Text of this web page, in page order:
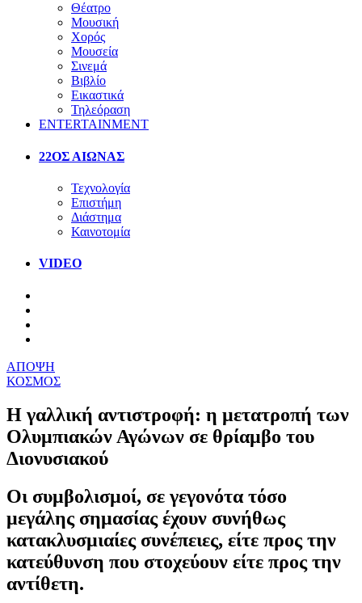
Θέατρο
Μουσική
Χορός
Μουσεία
Σινεμά
Βιβλίο
Εικαστικά
Τηλεόραση
ENTERTAINMENT
22ΟΣ ΑΙΩΝΑΣ
Τεχνολογία
Επιστήμη
Διάστημα
Καινοτομία
VIDEO
ΑΠΟΨΗ
ΚΟΣΜΟΣ
Η γαλλική αντιστροφή: η μετατροπή των
Ολυμπιακών Αγώνων σε θρίαμβο του
Διονυσιακού
Οι συμβολισμοί, σε γεγονότα τόσο
μεγάλης σημασίας έχουν συνήθως
κατακλυσμιαίες συνέπειες, είτε προς την
κατεύθυνση που στοχεύουν είτε προς την
αντίθετη.